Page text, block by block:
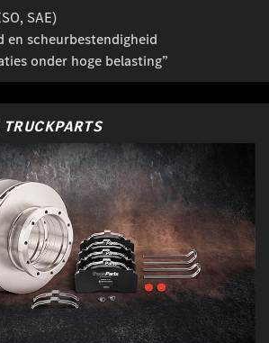
SAE)
en scheurbestendigheid
onder hoge belasting”